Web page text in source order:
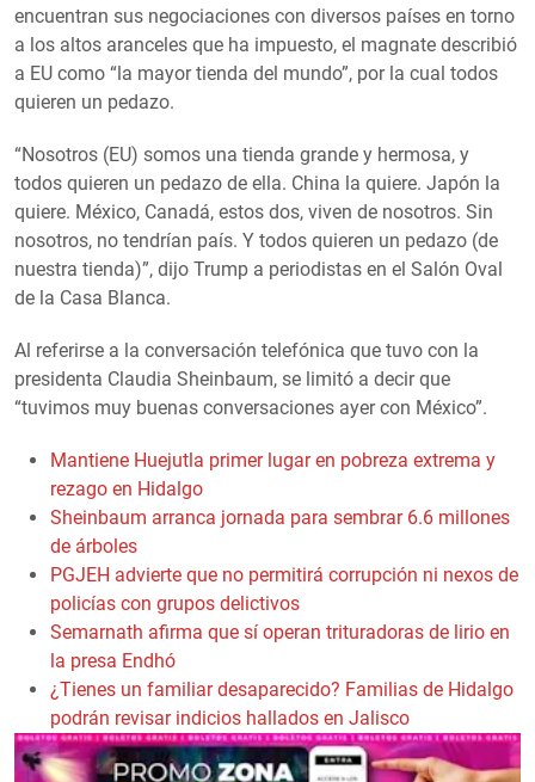
encuentran sus negociaciones con diversos países en torno
a los altos aranceles que ha impuesto, el magnate describió
a EU como “la mayor tienda del mundo”, por la cual todos
quieren un pedazo.
“Nosotros (EU) somos una tienda grande y hermosa, y
todos quieren un pedazo de ella. China la quiere. Japón la
quiere. México, Canadá, estos dos, viven de nosotros. Sin
nosotros, no tendrían país. Y todos quieren un pedazo (de
nuestra tienda)”, dijo Trump a periodistas en el Salón Oval
de la Casa Blanca.
Al referirse a la conversación telefónica que tuvo con la
presidenta Claudia Sheinbaum, se limitó a decir que
“tuvimos muy buenas conversaciones ayer con México”.
Mantiene Huejutla primer lugar en pobreza extrema y
rezago en Hidalgo
Sheinbaum arranca jornada para sembrar 6.6 millones
de árboles
PGJEH advierte que no permitirá corrupción ni nexos de
policías con grupos delictivos
Semarnath afirma que sí operan trituradoras de lirio en
la presa Endhó
¿Tienes un familiar desaparecido? Familias de Hidalgo
podrán revisar indicios hallados en Jalisco